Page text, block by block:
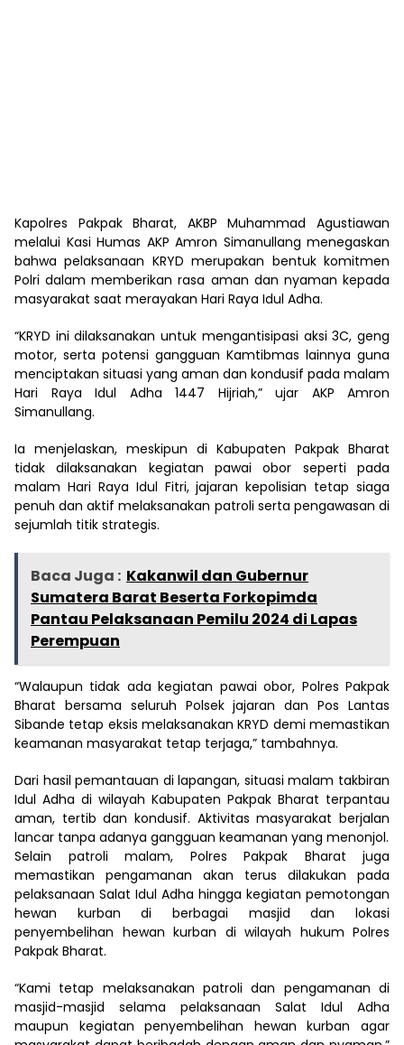
Kapolres Pakpak Bharat, AKBP Muhammad Agustiawan
melalui Kasi Humas AKP Amron Simanullang menegaskan
bahwa pelaksanaan KRYD merupakan bentuk komitmen
Polri dalam memberikan rasa aman dan nyaman kepada
masyarakat saat merayakan Hari Raya Idul Adha.
“KRYD ini dilaksanakan untuk mengantisipasi aksi 3C, geng
motor, serta potensi gangguan Kamtibmas lainnya guna
menciptakan situasi yang aman dan kondusif pada malam
Hari Raya Idul Adha 1447 Hijriah,” ujar AKP Amron
Simanullang.
Ia menjelaskan, meskipun di Kabupaten Pakpak Bharat
tidak dilaksanakan kegiatan pawai obor seperti pada
malam Hari Raya Idul Fitri, jajaran kepolisian tetap siaga
penuh dan aktif melaksanakan patroli serta pengawasan di
sejumlah titik strategis.
Baca Juga : Kakanwil dan Gubernur
Sumatera Barat Beserta Forkopimda
Pantau Pelaksanaan Pemilu 2024 di Lapas
Perempuan
“Walaupun tidak ada kegiatan pawai obor, Polres Pakpak
Bharat bersama seluruh Polsek jajaran dan Pos Lantas
Sibande tetap eksis melaksanakan KRYD demi memastikan
keamanan masyarakat tetap terjaga,” tambahnya.
Dari hasil pemantauan di lapangan, situasi malam takbiran
Idul Adha di wilayah Kabupaten Pakpak Bharat terpantau
aman, tertib dan kondusif. Aktivitas masyarakat berjalan
lancar tanpa adanya gangguan keamanan yang menonjol.
Selain patroli malam, Polres Pakpak Bharat juga
memastikan pengamanan akan terus dilakukan pada
pelaksanaan Salat Idul Adha hingga kegiatan pemotongan
hewan kurban di berbagai masjid dan lokasi
penyembelihan hewan kurban di wilayah hukum Polres
Pakpak Bharat.
“Kami tetap melaksanakan patroli dan pengamanan di
masjid-masjid selama pelaksanaan Salat Idul Adha
maupun kegiatan penyembelihan hewan kurban agar